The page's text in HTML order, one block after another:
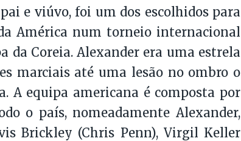
e viúvo, foi um dos escolhidos para
América num torneio internacional
da Coreia. Alexander era uma estrela
marciais até uma lesão no ombro o
A equipa americana é composta por
o país, nomeadamente Alexander,
Brickley (Chris Penn), Virgil Keller